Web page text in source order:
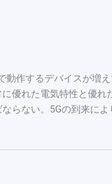
作するデバイスが増え
優れた電気特性と優れ
らない。5Gの到来によ